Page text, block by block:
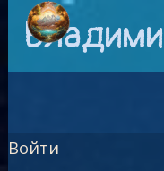
Войти